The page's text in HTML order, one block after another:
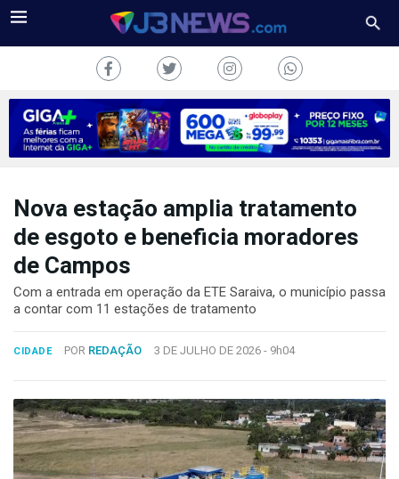
J3NEWS
COLUNAS
2024
Desenvolvido
por
Hesea
Tecnologia
Nova estação amplia tratamento
de esgoto e beneficia moradores
de Campos
Com a entrada em operação da ETE Saraiva, o município passa
a contar com 11 estações de tratamento
CIDADE POR REDAÇÃO 3 DE JULHO DE 2026 - 9h04